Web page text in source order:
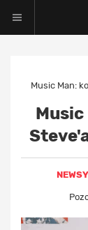
Music Man:
NEWSY